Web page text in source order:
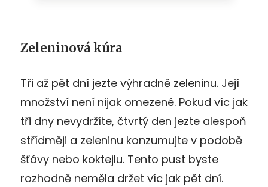
Zeleninová kúra
Tři až pět dní jezte výhradně zeleninu. Její
množství není nijak omezené. Pokud víc jak
tři dny nevydržíte, čtvrtý den jezte alespoň
střídměji a zeleninu konzumujte v podobě
šťávy nebo koktejlu. Tento pust byste
rozhodně neměla držet víc jak pět dní.